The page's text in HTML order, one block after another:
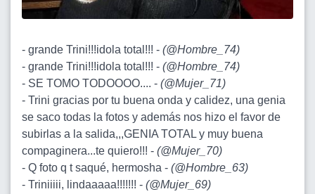
- grande Trini!!!idola total!!! - (@Hombre_74)
- grande Trini!!!idola total!!! - (@Hombre_74)
- SE TOMO TODOOOO.... - (@Mujer_71)
- Trini gracias por tu buena onda y calidez, una genia
se saco todas la fotos y además nos hizo el favor de
subirlas a la salida,,,GENIA TOTAL y muy buena
compaginera...te quiero!!! - (@Mujer_70)
- Q foto q t saqué, hermosha - (@Hombre_63)
- Triniiiii, lindaaaaa!!!!!!! - (@Mujer_69)